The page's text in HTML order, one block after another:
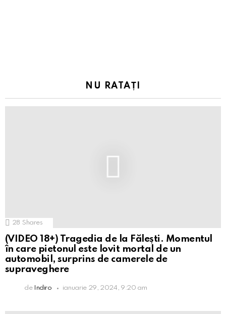
NU RATAȚI
28 Shares
(VIDEO 18+) Tragedia de la Fălești. Momentul
în care pietonul este lovit mortal de un
automobil, surprins de camerele de
supraveghere
de Indiro ianuarie 29, 2024, 9:20 am